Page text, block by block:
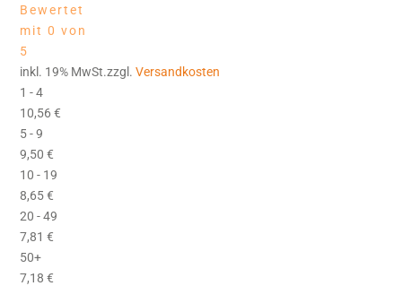
Bewertet
mit 0 von
5
inkl. 19% MwSt.zzgl.Versandkosten
1 - 4
10,56€
5 - 9
9,50€
10 - 19
8,65€
20 - 49
7,81€
50+
7,18€